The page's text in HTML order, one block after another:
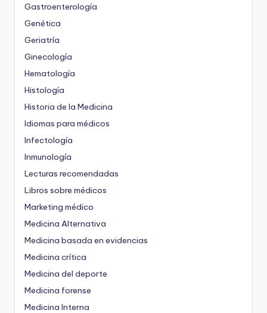
Gastroenterología
Genética
Geriatría
Ginecología
Hematología
Histología
Historia de la Medicina
Idiomas para médicos
Infectología
Inmunología
Lecturas recomendadas
Libros sobre médicos
Marketing médico
Medicina Alternativa
Medicina basada en evidencias
Medicina crítica
Medicina del deporte
Medicina forense
Medicina Interna